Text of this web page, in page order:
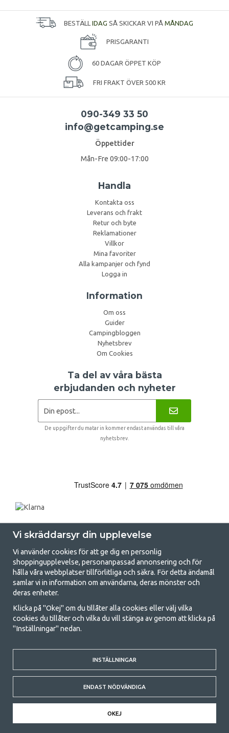
BESTÄLL IDAG SÅ SKICKAR VI PÅ MÅNDAG
PRISGARANTI
60 DAGAR ÖPPET KÖP
FRI FRAKT ÖVER 500 KR
090-349 33 50
info@getcamping.se
Öppettider
Mån-Fre 09:00-17:00
Handla
Kontakta oss
Leverans och frakt
Retur och byte
Reklamationer
Villkor
Mina favoriter
Alla kampanjer och fynd
Logga in
Information
Om oss
Guider
Campingbloggen
Nyhetsbrev
Om Cookies
Ta del av våra bästa
erbjudanden och nyheter
De uppgifter du matar in kommer endast användas till våra
nyhetsbrev.
GetCamping.se - Din butik för camping
och uteliv
Att campa kan antingen vara en livsstil eller ett sätt att samla familjen
för ett gemensamt äventyr. Oavsett vilken kategori du tillhör hittar du
med att campa så därför erbjuder vi riktigt bra priser på familjetält,
husvagnstält och all annan utrustning för camping och friluftsliv. Vårt
mål är att i varje priskategori erbjuda den bästa campingutrustningen
gällande kvalitet och funktionalitet. Ta gärna kontakt med oss om det
är något du saknar eller vill veta mer om.
© 2020 GetCamping. All rights reserved.
Vi skräddarsyr din upplevelse
Vi använder cookies för att ge dig en personlig
shoppingupplevelse, personanpassad annonsering och för
hålla våra webbplatser tillförlitliga och säkra. För detta ändamål
samlar vi in information om användarna, deras mönster och
deras enheter.
Klicka på "Okej" om du tillåter alla cookies eller välj vilka
cookies du tillåter och vilka du vill stänga av genom att klicka på
"Inställningar" nedan.
INSTÄLLNINGAR
ENDAST NÖDVÄNDIGA
OKEJ